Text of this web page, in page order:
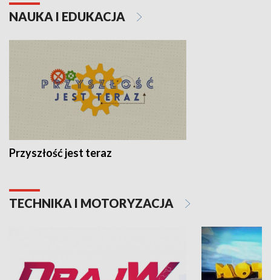
NAUKA I EDUKACJA
Przyszłość jest teraz
TECHNIKA I MOTORYZACJA